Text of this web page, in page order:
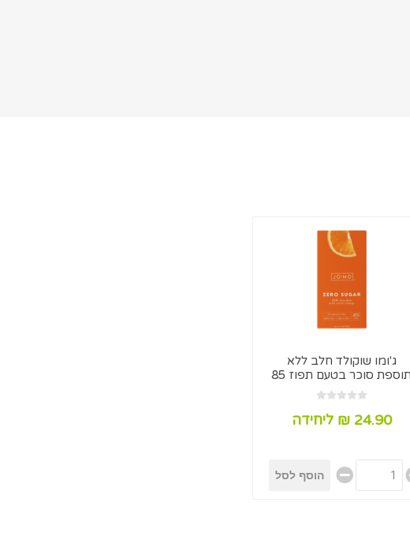
ג'ומו שוקולד חלב ללא
תוספת סוכר בטעם תפוז 85
ג'ר
24.90 ₪ ליחידה